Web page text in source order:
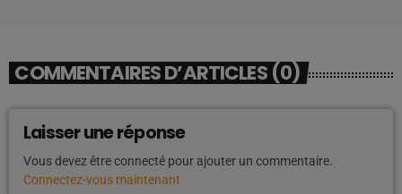
COMMENTAIRES D’ARTICLES (0)
Laisser une réponse
Vous devez être connecté pour ajouter un commentaire.
Connectez-vous maintenant